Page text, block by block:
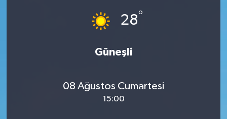
28°
Güneşli
08 Ağustos Cumartesi
15:00